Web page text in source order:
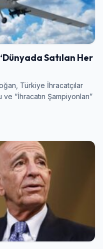
Satılan Her
Türkiye İhracatçılar
“İhracatın Şampiyonları”